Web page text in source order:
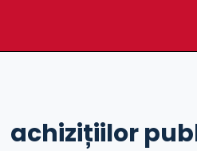
achizițiilor